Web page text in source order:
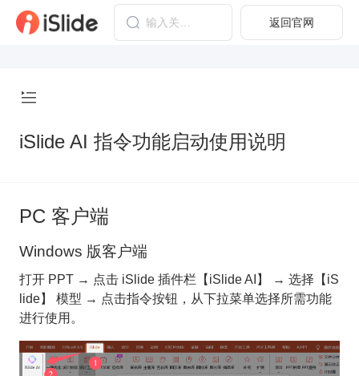
返回官网
iSlide AI 指令功能启动使用说明
PC 客户端
Windows 版客户端
打开 PPT → 点击 iSlide 插件栏【iSlide AI】 → 选择【iS
lide】 模型 → 点击指令按钮，从下拉菜单选择所需功能
进行使用。